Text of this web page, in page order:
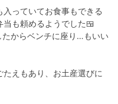
っていてお食事もできる
も頼めるようでした🍱
からベンチに座り…もいい
えもあり、お土産選びに